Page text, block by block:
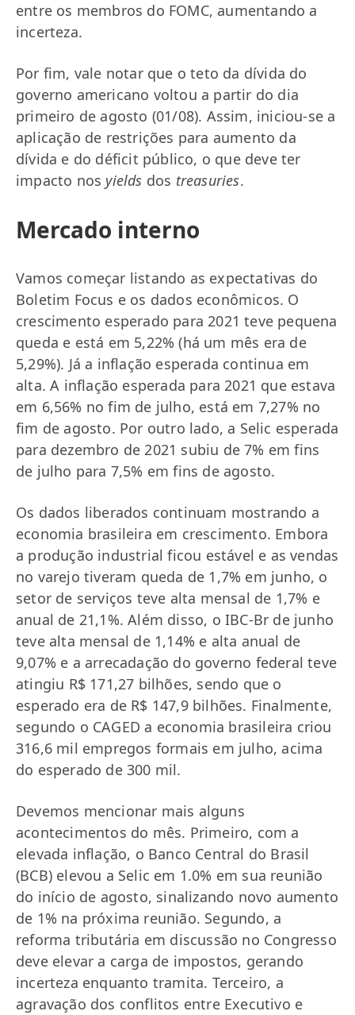
entre os membros do FOMC, aumentando a
incerteza.
Por fim, vale notar que o teto da dívida do
governo americano voltou a partir do dia
primeiro de agosto (01/08). Assim, iniciou-se a
aplicação de restrições para aumento da
dívida e do déficit público, o que deve ter
impacto nos yields dos treasuries.
Mercado interno
Vamos começar listando as expectativas do
Boletim Focus e os dados econômicos. O
crescimento esperado para 2021 teve pequena
queda e está em 5,22% (há um mês era de
5,29%). Já a inflação esperada continua em
alta. A inflação esperada para 2021 que estava
em 6,56% no fim de julho, está em 7,27% no
fim de agosto. Por outro lado, a Selic esperada
para dezembro de 2021 subiu de 7% em fins
de julho para 7,5% em fins de agosto.
Os dados liberados continuam mostrando a
economia brasileira em crescimento. Embora
a produção industrial ficou estável e as vendas
no varejo tiveram queda de 1,7% em junho, o
setor de serviços teve alta mensal de 1,7% e
anual de 21,1%. Além disso, o IBC-Br de junho
teve alta mensal de 1,14% e alta anual de
9,07% e a arrecadação do governo federal teve
atingiu R$ 171,27 bilhões, sendo que o
esperado era de R$ 147,9 bilhões. Finalmente,
segundo o CAGED a economia brasileira criou
316,6 mil empregos formais em julho, acima
do esperado de 300 mil.
Devemos mencionar mais alguns
acontecimentos do mês. Primeiro, com a
elevada inflação, o Banco Central do Brasil
(BCB) elevou a Selic em 1.0% em sua reunião
do início de agosto, sinalizando novo aumento
de 1% na próxima reunião. Segundo, a
reforma tributária em discussão no Congresso
deve elevar a carga de impostos, gerando
incerteza enquanto tramita. Terceiro, a
agravação dos conflitos entre Executivo e